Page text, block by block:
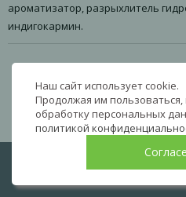
ароматизатор, разрыхлитель
индигокармин.
Наш сайт использует cookie.
Продолжая им
обработку персональных
политикой